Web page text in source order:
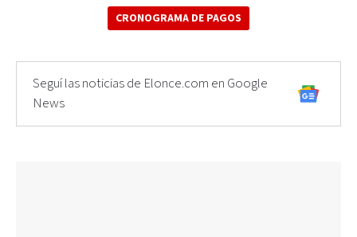
CRONOGRAMA DE PAGOS
Seguí las noticias de Elonce.com en Google
News